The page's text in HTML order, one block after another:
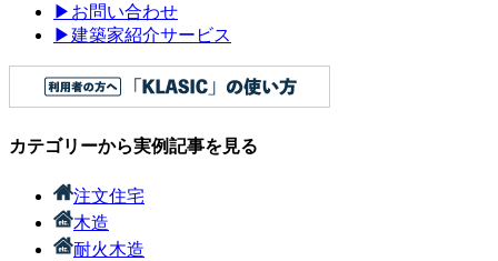
▶ お問い合わせ
▶建築家紹介サービス
カテゴリーから実例記事を見る
注文住宅
木造
耐火木造